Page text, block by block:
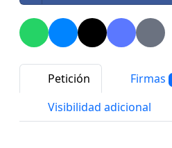
Petición Firmas
Visibilidad adicional